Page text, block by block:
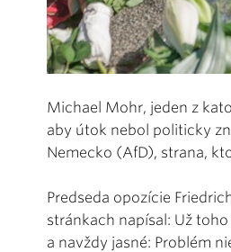
Michael Mohr, jeden z
aby útok nebol politicky
Nemecko (AfD), strana,
Predseda opozície
stránkach napísal: Už
a navždy jasné: Problém